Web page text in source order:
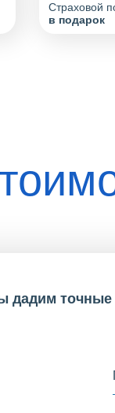
Страховой
в подарок
дадим